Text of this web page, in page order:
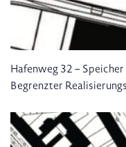
Hafenweg 32 – Speicher
Begrenzter